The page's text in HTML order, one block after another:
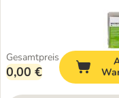
Gesamtpreis
0,00 €